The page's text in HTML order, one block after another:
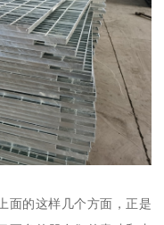
面的这样几个方面，正是